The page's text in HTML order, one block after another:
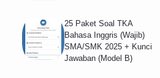
25 Paket Soal TKA
Bahasa Inggris (Wajib)
SMA/SMK 2025 + Kunci
Jawaban (Model B)